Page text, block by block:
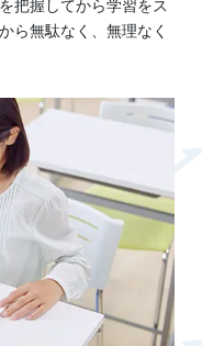
把握してから学習をス
ら無駄なく、無理なく